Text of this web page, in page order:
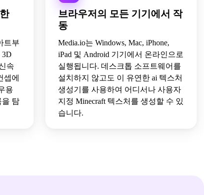
트부
3D
속
에
용
을 탐
브라우저의 모든 기기에서 작
동
Media.io는 Windows, Mac, iPhone,
iPad 및 Android 기기에서 온라인으로
실행됩니다. 데스크톱 소프트웨어를
설치하지 않고도 이 유연한 ai 텍스처
생성기를 사용하여 어디서나 사용자
지정 Minecraft 텍스처를 생성할 수 있
습니다.